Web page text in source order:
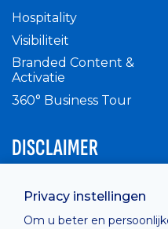
Privacy instellingen
Om u beter en
Hospitality
Visibiliteit
Branded Content &
Activatie
360° Business Tour
DISCLAIMER
Privacy Policy